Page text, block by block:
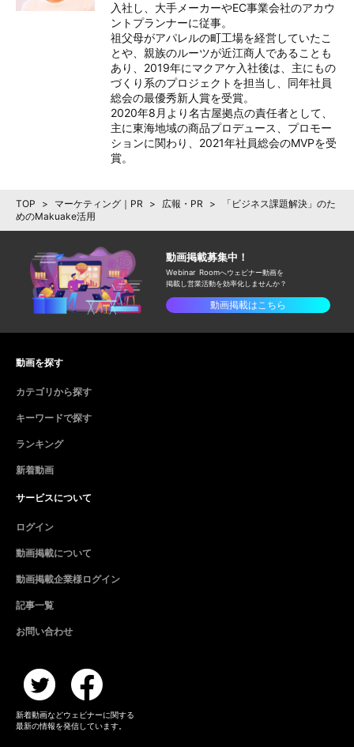
入社し、大手メーカーやEC事業会社のアカウ
ントプランナーに従事。
祖父母がアパレルの町工場を経営していたこ
とや、親族のルーツが近江商人であることも
あり、2019年にマクアケ入社後は、主にもの
づくり系のプロジェクトを担当し、同年社員
総会の最優秀新人賞を受賞。
2020年8月より名古屋拠点の責任者として、
主に東海地域の商品プロデュース、プロモー
ションに関わり、2021年社員総会のMVPを受
賞。
TOP > マーケティング｜PR > 広報・PR >
「ビジネス課題解決」のた
めのMakuake活用
動画掲載募集中！
Webinar Roomへウェビナー動画を
掲載し営業活動を効率化しませんか？
動画掲載はこちら
動画を探す
カテゴリから探す
キーワードで探す
ランキング
新着動画
サービスについて
ログイン
動画掲載について
動画掲載企業様ログイン
記事一覧
お問い合わせ
新着動画などウェビナーに関する
最新の情報を発信しています。